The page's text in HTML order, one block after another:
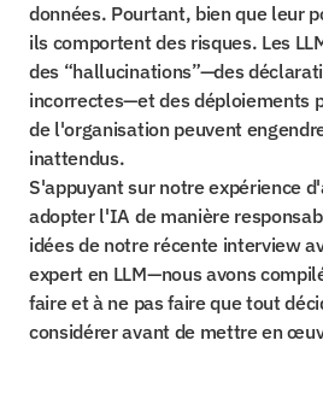
données. Pourtant, bien que leur
ils comportent des risques. Les
des “hallucinations”—des
incorrectes—et des déploiements
de l'organisation peuvent
inattendus.
S'appuyant sur notre expérience
adopter l'IA de manière
idées de notre récente interview
expert en LLM—nous avons
faire et à ne pas faire que tout
considérer avant de mettre en